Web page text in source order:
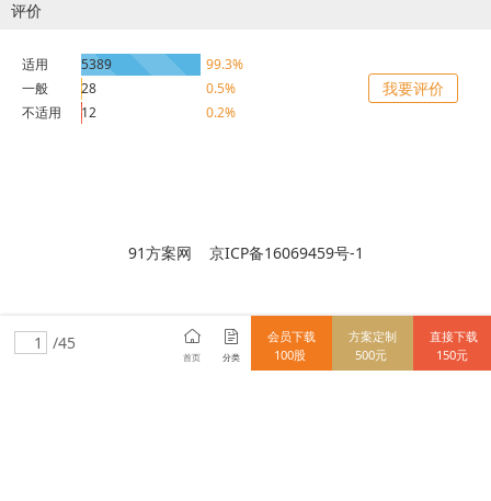
评价
适用 5389
99.3%
一般
28
0.5%
不适用
12 0.2%
我要评价
91方案网 京ICP备16069459号-1
/45
首页 分类
会员下载
100股
方案定制
500元
直接下载
150元